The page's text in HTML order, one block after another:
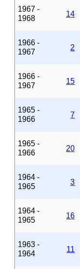
1967 -
1968
14
1966 -
1967
2
1966 -
1967
15
1965 -
1966
7
1965 -
1966
20
1964 -
1965
3
1964 -
1965
16
1963 -
1964
11